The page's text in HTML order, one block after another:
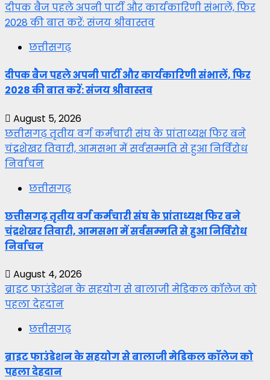
दीपक बैज पहले अपनी पार्टी और कार्यकारिणी संभालें, फिर
2028 की बात करें: संजय श्रीवास्तव
छत्तीसगढ़
दीपक बैज पहले अपनी पार्टी और कार्यकारिणी संभालें, फिर
2028 की बात करें: संजय श्रीवास्तव
August 5, 2026
छत्तीसगढ़ तृतीय वर्ग कर्मचारी संघ के प्रांताध्यक्ष फिर बने
चंद्रशेखर तिवारी, आमसभा में सर्वसम्मति से हुआ निर्विरोध
निर्वाचन
छत्तीसगढ़
छत्तीसगढ़ तृतीय वर्ग कर्मचारी संघ के प्रांताध्यक्ष फिर बने
चंद्रशेखर तिवारी, आमसभा में सर्वसम्मति से हुआ निर्विरोध
निर्वाचन
August 4, 2026
ब्राइट फाउंडेशन के सहयोग से बालाजी मेडिकल कॉलेज को
पहला देहदान
छत्तीसगढ़
ब्राइट फाउंडेशन के सहयोग से बालाजी मेडिकल कॉलेज को
पहला देहदान